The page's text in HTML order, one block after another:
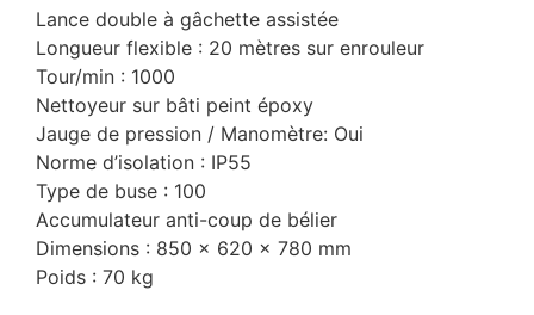
Lance double à gâchette assistée
Longueur flexible : 20 mètres sur enrouleur
Tour/min : 1000
Nettoyeur sur bâti peint époxy
Jauge de pression / Manomètre: Oui
Norme d’isolation : IP55
Type de buse : 100
Accumulateur anti-coup de bélier
Dimensions : 850 x 620 x 780 mm
Poids : 70 kg